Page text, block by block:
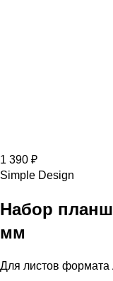
1 390 ₽
Simple Design
Набор
мм
Для листов